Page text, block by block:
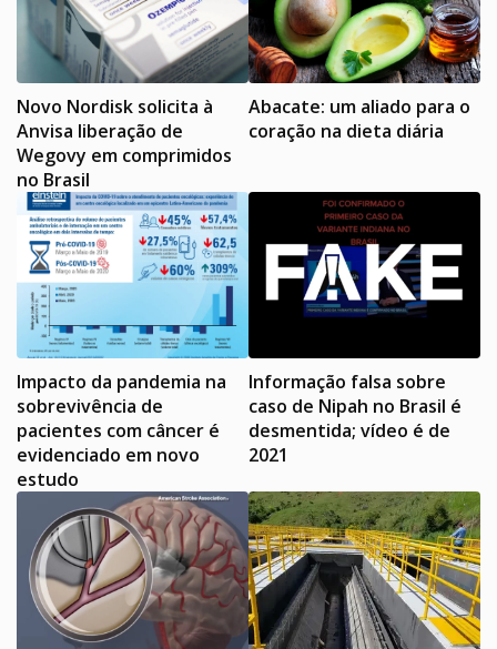
Novo Nordisk solicita à
Anvisa liberação de
Wegovy em comprimidos
no Brasil
Abacate: um aliado para o
coração na dieta diária
Impacto da pandemia na
sobrevivência de
pacientes com câncer é
evidenciado em novo
estudo
Informação falsa sobre
caso de Nipah no Brasil é
desmentida; vídeo é de
2021